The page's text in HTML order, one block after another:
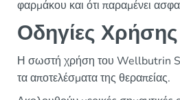
φαρμάκου και ότι παραμένει
Οδηγίες
Η σωστή χρήση του Wellbutrin
τα αποτελέσματα της θεραπείας.